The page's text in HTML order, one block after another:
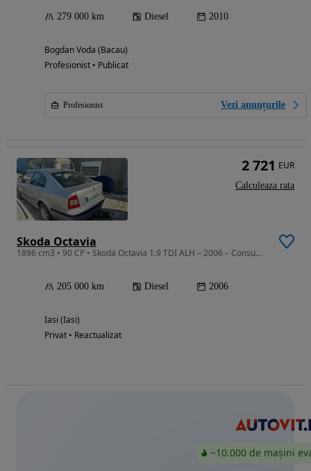
279 000 km Diesel 2010
Bogdan Voda (Bacau)
Profesionist • Publicat
Profesionist Vezi anunțurile
Skoda Octavia
1896 cm3 • 90 CP • Skoda Octavia 1.9 TDI ALH – 2006 – Consum Redus – Stare Foarte Bună
205 000 km Diesel 2006
Iasi (Iasi)
Privat • Reactualizat
2 721 EUR
Calculeaza rata
~10.000 de mașini